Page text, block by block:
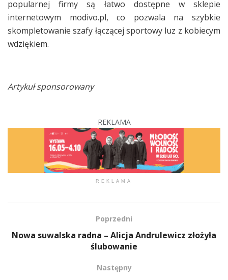
popularnej firmy są łatwo dostępne w sklepie
internetowym modivo.pl, co pozwala na szybkie
skompletowanie szafy łączącej sportowy luz z kobiecym
wdziękiem.
Artykuł sponsorowany
REKLAMA
REKLAMA
Poprzedni
Nowa suwalska radna – Alicja Andrulewicz złożyła
ślubowanie
Następny